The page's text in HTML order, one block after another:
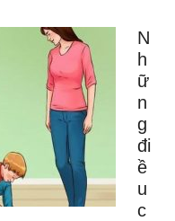
N
h
ữ
n
g
đi
ề
u
c